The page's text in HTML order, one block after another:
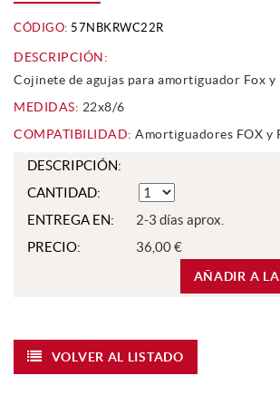
CÓDIGO: 57NBKRWC22R
DESCRIPCIÓN:
Cojinete de agujas para amortiguador Fox y
MEDIDAS: 22x8/6
COMPATIBILIDAD: Amortiguadores FOX y
DESCRIPCIÓN:
CANTIDAD:
ENTREGA EN:
2-3 días aprox.
PRECIO:
36,00 €
AÑADIR A
VOLVER AL LISTADO